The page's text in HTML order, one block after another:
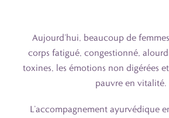
Aujourd’hui, beaucoup de
corps fatigué, congestionné,
toxines, les émotions non digérées
pauvre en vitalité.
L’accompagnement ayurvédique